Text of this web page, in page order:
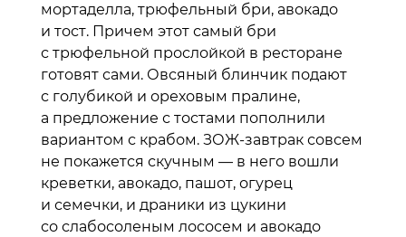
мортаделла, трюфельный бри, авокадо
и тост. Причем этот самый бри
с трюфельной прослойкой в ресторане
готовят сами. Овсяный блинчик подают
с голубикой и ореховым пралине,
а предложение с тостами пополнили
вариантом с крабом. ЗОЖ-завтрак совсем
не покажется скучным — в него вошли
креветки, авокадо, пашот, огурец
и семечки, и драники из цукини
со слабосоленым лососем и авокадо